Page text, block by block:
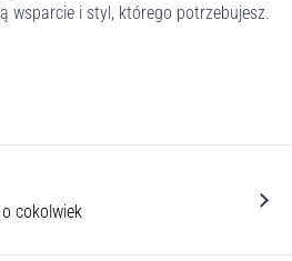
wsparcie i styl, którego potrzebujesz.
cokolwiek